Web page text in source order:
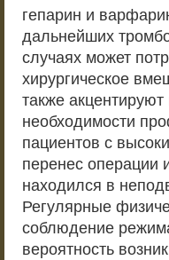
гепарин и
дальнейших
случаях может
хирургическое
также
необходимости
пациентов с
перенес операции
находился в
Регулярные
соблюдение
вероятность